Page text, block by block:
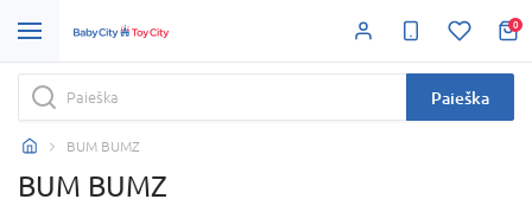
0
Paieška
BUM BUMZ
BUM BUMZ